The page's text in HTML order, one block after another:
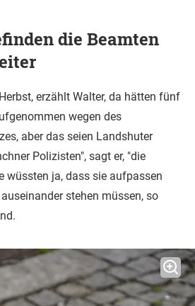
die Beamten
erzählt Walter, da hätten fünf
wegen des
aber das seien Landshuter
Polizisten", sagt er, "die
wüssten ja, dass sie aufpassen
stehen müssen, so